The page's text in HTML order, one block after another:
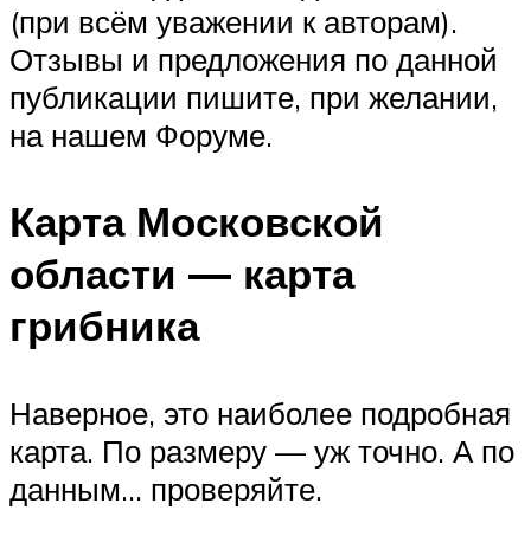
(при всём уважении к авторам).
Отзывы и предложения по данной
публикации пишите, при желании,
на нашем Форуме.
Карта Московской
области — карта
грибника
Наверное, это наиболее подробная
карта. По размеру — уж точно. А по
данным… проверяйте.